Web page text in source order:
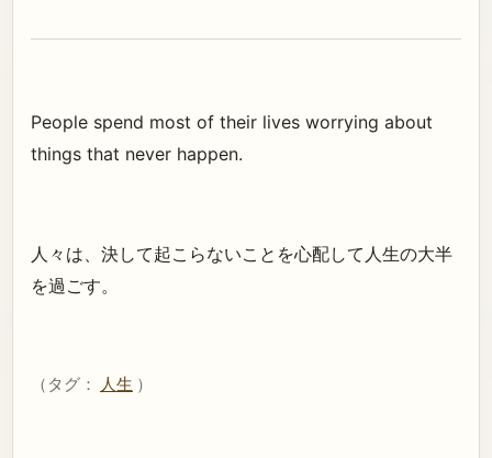
People spend most of their lives worrying about
things that never happen.
人々は、決して起こらないことを心配して人生の大半
を過ごす。
（タグ： 人生 ）